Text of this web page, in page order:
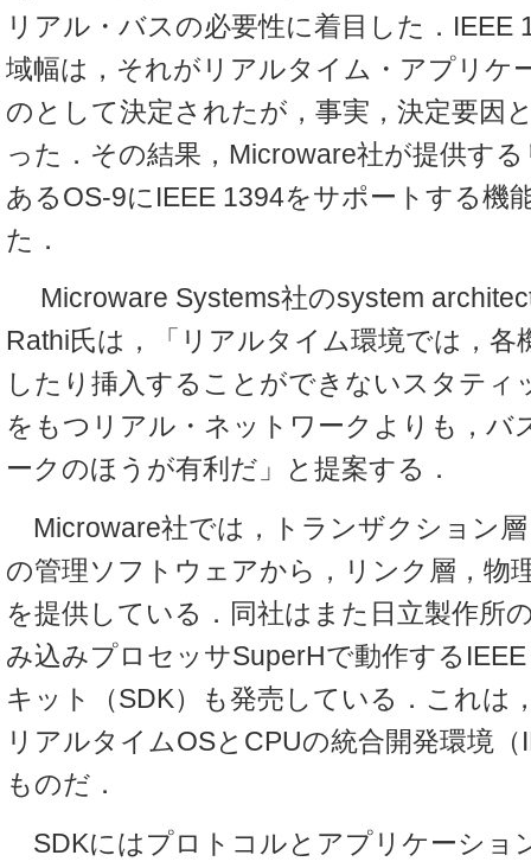
リアル・バスの必要性に着目した．IEEE
域幅は，それがリアルタイム・アプリケ
のとして決定されたが，事実，決定要因
った．その結果，Microware社が提供す
あるOS-9にIEEE 1394をサポートする機
た．
Microware Systems社のsystem
Rathi氏は，「リアルタイム環境では，各
したり挿入することができないスタティ
をもつリアル・ネットワークよりも，バ
ークのほうが有利だ」と提案する．
Microware社では，トランザクション
の管理ソフトウェアから，リンク層，物
を提供している．同社はまた日立製作所
み込みプロセッサSuperHで動作する
キット（SDK）も発売している．これは
リアルタイムOSとCPUの統合開発環境
ものだ．
SDKにはプロトコルとアプリケーショ